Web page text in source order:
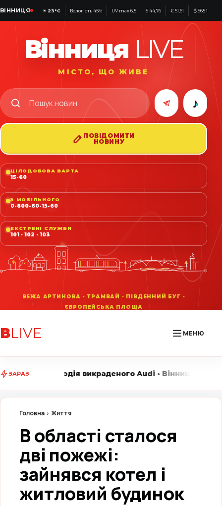
ВІННИЦЯ ☀ 23°C Вологість 45% UV max 6,5 $ 44,76 € 51,61 ₿ $65 183
Вінниця LIVE
МІСТО, ЩО ЖИВЕ
♪
ПОВІДОМИТИ
НОВИНУ
ЦІЛОДОБОВА ВАРТА
15-60
З МОБІЛЬНОГО
0-800-60-15-60
ЕКСТРЕНІ СЛУЖБИ
101 · 102 · 103
ВLIVE МЕНЮ
ЗАРАЗ Audi • Вінниця LIVE стежить за
Головна Життя
В області сталося
дві пожежі:
зайнявся котел і
житловий будинок